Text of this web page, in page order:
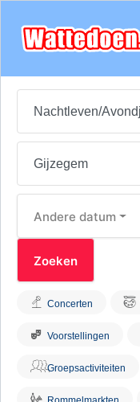
Andere datum
Concerten
Voorstellingen
Groepsactiviteiten